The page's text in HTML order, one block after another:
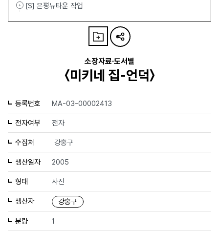
[S] 은평뉴타운 작업
소장자료·도서별
〈미키네 집-언덕〉
등록번호 MA-03-00002413
전자여부 전자
수집처 강홍구
생산일자 2005
형태 사진
생산자 강홍구
분량 1